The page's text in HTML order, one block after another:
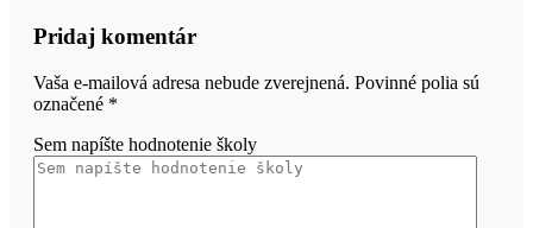
Pridaj komentár
Vaša e-mailová adresa nebude zverejnená. Povinné polia sú
označené *
Sem napíšte hodnotenie školy